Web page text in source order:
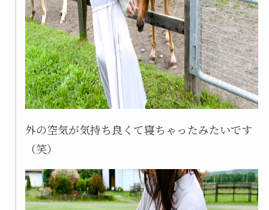
外の空気が気持ち良くて寝ちゃったみたいです
（笑）